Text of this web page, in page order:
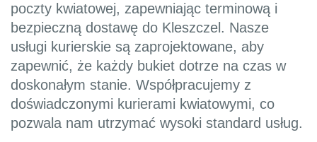
poczty kwiatowej, zapewniając terminową i
bezpieczną dostawę do Kleszczel. Nasze
usługi kurierskie są zaprojektowane, aby
zapewnić, że każdy bukiet dotrze na czas w
doskonałym stanie. Współpracujemy z
doświadczonymi kurierami kwiatowymi, co
pozwala nam utrzymać wysoki standard usług.